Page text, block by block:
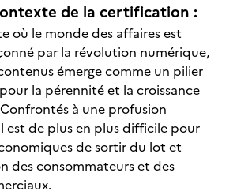
de la certification :
où le monde des affaires est
par la révolution numérique,
émerge comme un pilier
la pérennité et la croissance
à une profusion
est de plus en plus difficile pour
de sortir du lot et
des consommateurs et des